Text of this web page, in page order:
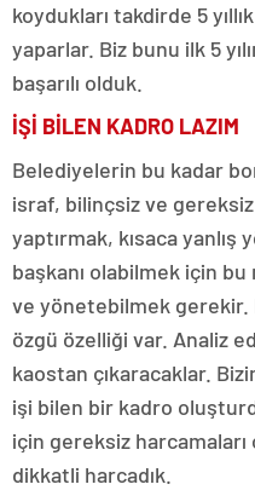
koydukları takdirde 5
yaparlar. Biz bunu ilk 5
başarılı olduk.
İŞİ BİLEN KADRO LAZIM
Belediyelerin bu kadar
israf, bilinçsiz ve gereksiz
yaptırmak, kısaca
başkanı olabilmek için
ve yönetebilmek
özgü özelliği var. Analiz
kaostan çıkaracaklar.
işi bilen bir kadro
için gereksiz harcamaları
dikkatli harcadık.